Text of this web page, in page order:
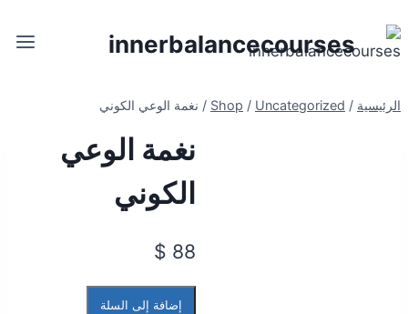
innerbalancecourses
الرئيسية /
Shop / Uncategorized
/ نغمة الوعي الكوني
نغمة الوعي
الكوني
$ 88
إضافة إلى السلة